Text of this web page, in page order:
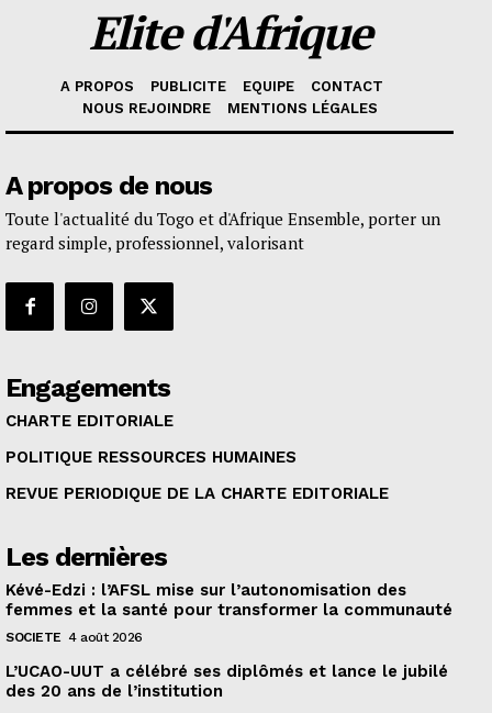
Elite d'Afrique
A PROPOS PUBLICITE EQUIPE
CONTACT
NOUS REJOINDRE
MENTIONS LÉGALES
A propos de nous
Toute l'actualité du Togo et d'Afrique Ensemble, porter un
regard simple, professionnel, valorisant
Engagements
CHARTE EDITORIALE
POLITIQUE RESSOURCES HUMAINES
REVUE PERIODIQUE DE LA CHARTE EDITORIALE
Les dernières
Kévé-Edzi : l’AFSL mise sur l’autonomisation des
femmes et la santé pour transformer la communauté
SOCIETE 4 août 2026
L’UCAO-UUT a célébré ses diplômés et lance le jubilé
des 20 ans de l’institution